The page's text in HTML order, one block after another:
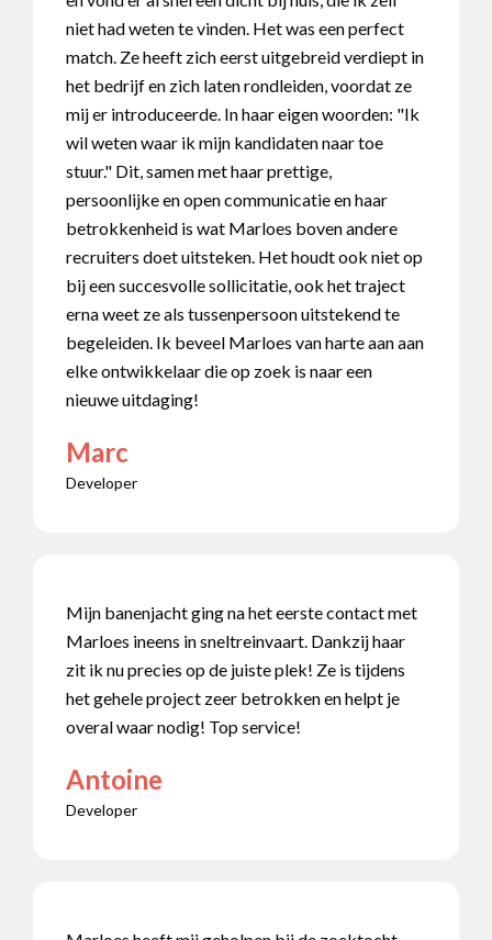
niet had weten te vinden. Het was een perfect
match. Ze heeft zich eerst uitgebreid verdiept in
het bedrijf en zich laten rondleiden, voordat ze
mij er introduceerde. In haar eigen woorden: "Ik
wil weten waar ik mijn kandidaten naar toe
stuur." Dit, samen met haar prettige,
persoonlijke en open communicatie en haar
betrokkenheid is wat Marloes boven andere
recruiters doet uitsteken. Het houdt ook niet op
bij een succesvolle sollicitatie, ook het traject
erna weet ze als tussenpersoon uitstekend te
begeleiden. Ik beveel Marloes van harte aan aan
elke ontwikkelaar die op zoek is naar een
nieuwe uitdaging!
Marc
Developer
Mijn banenjacht ging na het eerste contact met
Marloes ineens in sneltreinvaart. Dankzij haar
zit ik nu precies op de juiste plek! Ze is tijdens
het gehele project zeer betrokken en helpt je
overal waar nodig! Top service!
Antoine
Developer